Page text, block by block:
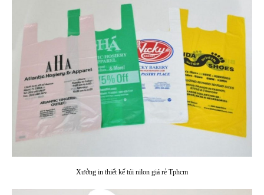
Xưởng in thiết kế túi nilon giá rẻ Tphcm